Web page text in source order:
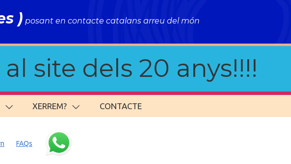
) posant en contacte catalans arreu del món
site dels 20 anys!!!!
XERREM? CONTACTE
FAQs